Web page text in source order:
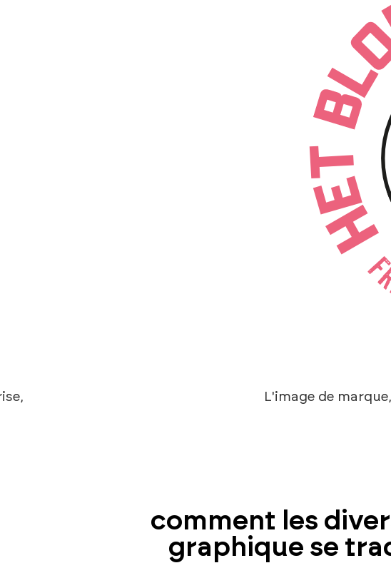
, L'image de marque,
comment les
graphique se